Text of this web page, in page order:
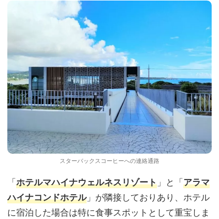
スターバックスコーヒーへの連絡通路
「ホテルマハイナウェルネスリゾート 」と「アラマ
ハイナコンドホテル」が隣接しておりあり、ホテル
に宿泊した場合は特に食事スポットとして重宝しま